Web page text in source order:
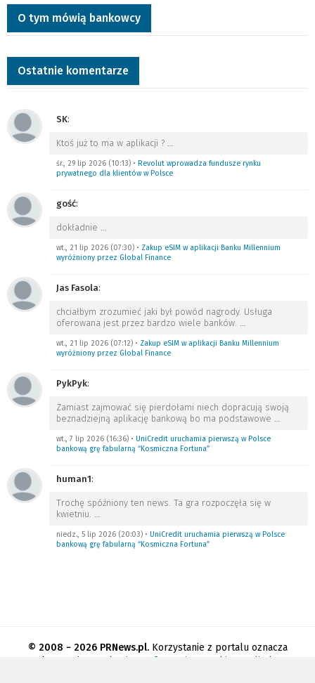
O tym mówią bankowcy
Ostatnie komentarze
SK:
Ktoś już to ma w aplikacji ? …
śr., 29 lip 2026 (10:13) • Revolut wprowadza fundusze rynku
prywatnego dla klientów w Polsce
gość:
dokładnie …
wt., 21 lip 2026 (07:30) • Zakup eSIM w aplikacji Banku Millennium
wyróżniony przez Global Finance
Jas Fasola:
chciałbym zrozumieć jaki był powód nagrody. Usługa
oferowana jest przez bardzo wiele banków. …
wt., 21 lip 2026 (07:12) • Zakup eSIM w aplikacji Banku Millennium
wyróżniony przez Global Finance
PykPyk:
Zamiast zajmować się pierdołami niech dopracują swoją
beznadziejną aplikację bankową bo ma podstawowe …
wt., 7 lip 2026 (16:36) • UniCredit uruchamia pierwszą w Polsce
bankową grę fabularną “Kosmiczna Fortuna”
human1:
Trochę spóźniony ten news. Ta gra rozpoczęła się w
kwietniu. …
niedz., 5 lip 2026 (20:03) • UniCredit uruchamia pierwszą w Polsce
bankową grę fabularną “Kosmiczna Fortuna”
© 2008 − 2026 PRNews.pl.Korzystanie z portalu oznacza
akceptację
regulaminu Informacja o cookies
Polityka